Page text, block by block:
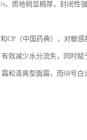
，质地稍显稠厚，封闭性
CP（中国药典），对敏感
效减少水分流失，同时赋
和清爽型面霜，而68号